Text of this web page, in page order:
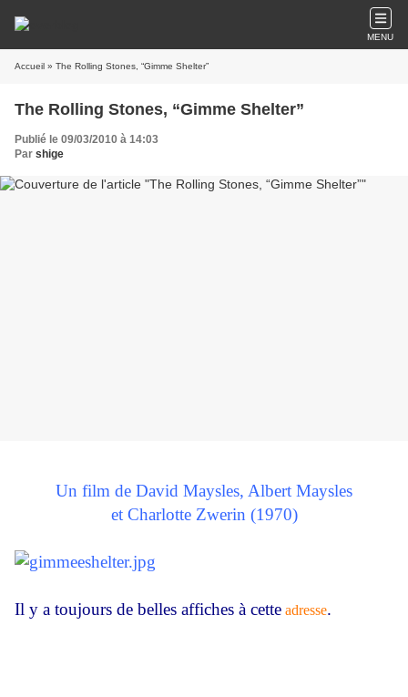
MENU
Accueil » The Rolling Stones, “Gimme Shelter”
The Rolling Stones, “Gimme Shelter”
Publié le 09/03/2010 à 14:03
Par shige
Un film de David Maysles, Albert Maysles
et Charlotte Zwerin (1970)
Il y a toujours de belles affiches à cette adresse.